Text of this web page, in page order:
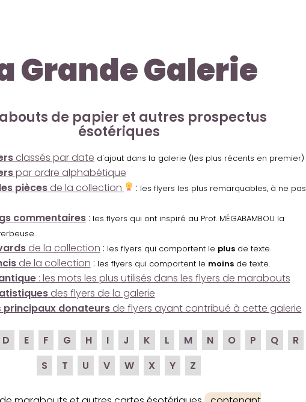
Grande Galerie
de papier et autres prospectus
ésotériques
classés par date d'ajout dans la galerie (les plus récents en premier)
par ordre alphabétique
piècesde la collection : les flyers les plus remarquables, à ne pas
commentaires: les flyers qui ont inspiré au Prof. MÉGABAMBOU la
de la collection : les flyers qui comportent le plusde texte.
de la collection : les flyers qui comportent le moinsde texte.
: les mots les plus utilisés dans les flyers de marabouts
des flyers de la galerie
principaux donateursde flyers ayant contribué à cette galerie
D E F G H I J K L M N O P Q
R
S
T U V W X Y Z